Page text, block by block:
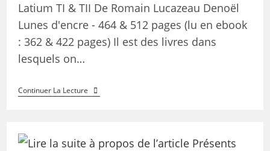
Latium TI & TII De Romain Lucazeau Denoël
Lunes d'encre - 464 & 512 pages (lu en ebook
: 362 & 422 pages) Il est des livres dans
lesquels on…
Continuer La Lecture